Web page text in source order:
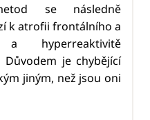
se následně
k atrofii frontálního a
hyperreaktivitě
Důvodem je chybějící
jiným, než jsou oni